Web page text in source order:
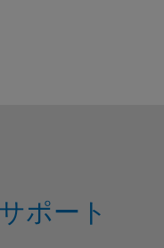
ポート